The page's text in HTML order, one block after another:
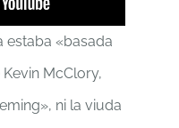
estaba «basada
McClory,
ni la viuda